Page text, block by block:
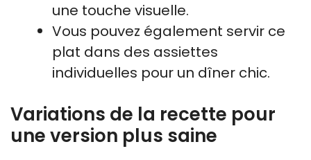
une touche visuelle.
Vous pouvez également servir ce
plat dans des assiettes
individuelles pour un dîner chic.
Variations de la recette pour
une version plus saine